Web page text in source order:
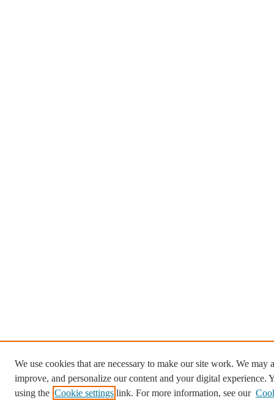
We use cookies that are necessary to make our site work. We may
improve, and personalize our content and your digital experience.
using the Cookie settings link. For more information, see our